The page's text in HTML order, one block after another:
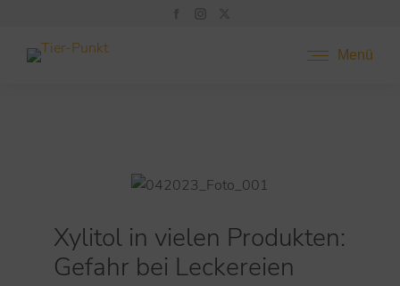
Menü
Xylitol in vielen Produkten:
Gefahr bei Leckereien